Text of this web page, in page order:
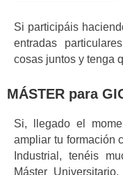
Si participáis
entradas
cosas juntos y tenga
MÁSTER para
Si, llegado el
ampliar tu formación
Industrial, tenéis
Máster